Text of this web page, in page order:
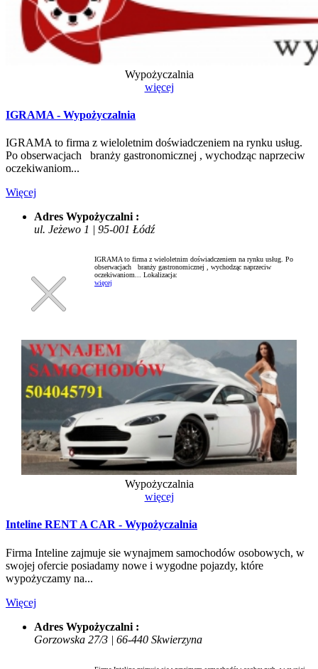
Wypożyczalnia
więcej
IGRAMA - Wypożyczalnia
IGRAMA to firma z wieloletnim doświadczeniem na rynku usług.
Po obserwacjach branży gastronomicznej , wychodząc naprzeciw
oczekiwaniom...
Więcej
Adres Wypożyczalni :
ul. Jeżewo 1 | 95-001 Łódź
IGRAMA to firma z wieloletnim doświadczeniem na rynku usług. Po
obserwacjach branży gastronomicznej , wychodząc naprzeciw
oczekiwaniom... Lokalizacja:
więcej
Wypożyczalnia
więcej
Inteline RENT A CAR - Wypożyczalnia
Firma Inteline zajmuje sie wynajmem samochodów osobowych, w
swojej ofercie posiadamy nowe i wygodne pojazdy, które
wypożyczamy na...
Więcej
Adres Wypożyczalni :
Gorzowska 27/3 | 66-440 Skwierzyna